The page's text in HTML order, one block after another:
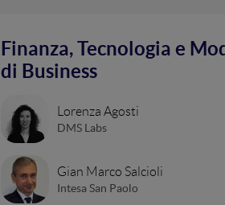
Finanza, Tecnologia e
di Business
Lorenza Agosti
DMS Labs
Gian Marco Salcioli
Intesa San Paolo